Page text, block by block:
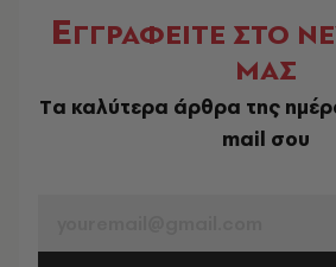
ΕΓΓΡΑΦΕΙΤΕ ΣΤΟ
ΜΑΣ
Tα καλύτερα άρθρα της
mail σου